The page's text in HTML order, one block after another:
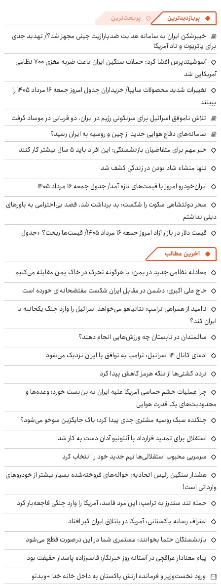
پربازدیدترین پربحث‌ترین
خیبرشکن ایران به سامانه هدایت ضدپارازیت چینی مجهز شد؟/ تهدید جدی
برای پاتریوت و تاد آمریکا
آسوشیتدپرس افشا کرد: حملات سنگین ایران باعث ضربه مغزی ۷۰۰ نظامی
آمریکایی شد
تغییرات شدید محصولات سایپا/ خریداران جدول امروز جمعه ۱۶ مرداد ۱۴۰۵ را
ببینند
تلاش ناموفق اسرائیل برای سرنگونی رژیم در ایران، دو قربانی در موساد گرفت
سامانه‌های دفاع هوایی جدید از چین و روسیه به ایران رسید؟
خبر مهم برای متقاضیان بازنشستگی: این افراد باید ۵ سال بیشتر کار کنند
تنها منشاء شاد بودن در زندگی کشف شد
ایران‌خودرو امروز با قیمت‌های تازه آمد/ جدول جمعه ۱۶ مرداد ۱۴۰۵
سحر دولتشاهی سکوت را شکست: بد برداشت شد، قصد بی‌احترامی به باورهای
دینی نداشتم
قیمت دلار در بازار آزاد امروز جمعه ۱۶ مرداد ۱۴۰۵/ قیمت‌ها ریخت؟ +جدول
آخرین مطالب
معادله نظامی جدید در یمن: با هرگونه تحرک در خاک یمن مقابله می‌کنیم
حاج علی اکبری: دشمن در مقابل ایران شکست مفتضحانه‌ای خورده است
ناامید از همراهی ترامپ؛ نتانیاهو می‌خواهد اسرائیل را وارد جنگ یکجانبه با
ایران کند؟
سالمندان در تابستان چه ورزش‌هایی انجام دهند؟
ادعای کانال ۱۴ اسرائیل: ترامپ به توافق با ایران نزدیک می‌شود
تردد کشتی‌ها از تنگه هرمز کاهش پیدا کرد
چرا عملیات خشم حماسی آمریکا علیه ایران به بن‌بست خورد؛ وعده‌ها و
محدودیت‌های یک قدرت هوایی
جنگنده سبک روسیه مشتری جدی پیدا کرد؛ یاک جایگزین سوخو می‌شود؟
استقلال برای تمدید قرارداد با آنتونیو آدان دست به کار شد
سرمربی محبوب استقلالی‌ها تیم جدید خود را انتخاب کرد
هشدار سنگین رئیس اتحادیه: حواله‌های فروخته‌شده بسیار بیشتر از خودروهای
وارداتی است!
حمله تند سندرز به ترامپ: این مرد فاسد، آمریکا را وارد جنگی فاجعه‌بار کرد
اعتراف رسانه پاکستانی: آمریکا در باتلاق ایران گیر افتاد
بازنشستگان حتما بخوانند: مستمری شما در این درصورت قطع می‌شود
پیام معنادار عراقچی در آستانه روز خبرنگار؛ قاسم‌زاده پاسدار حقیقت بود
ورود نخست‌وزیر و فرمانده ارتش پاکستان به داخل خانه خدا +ویدئو